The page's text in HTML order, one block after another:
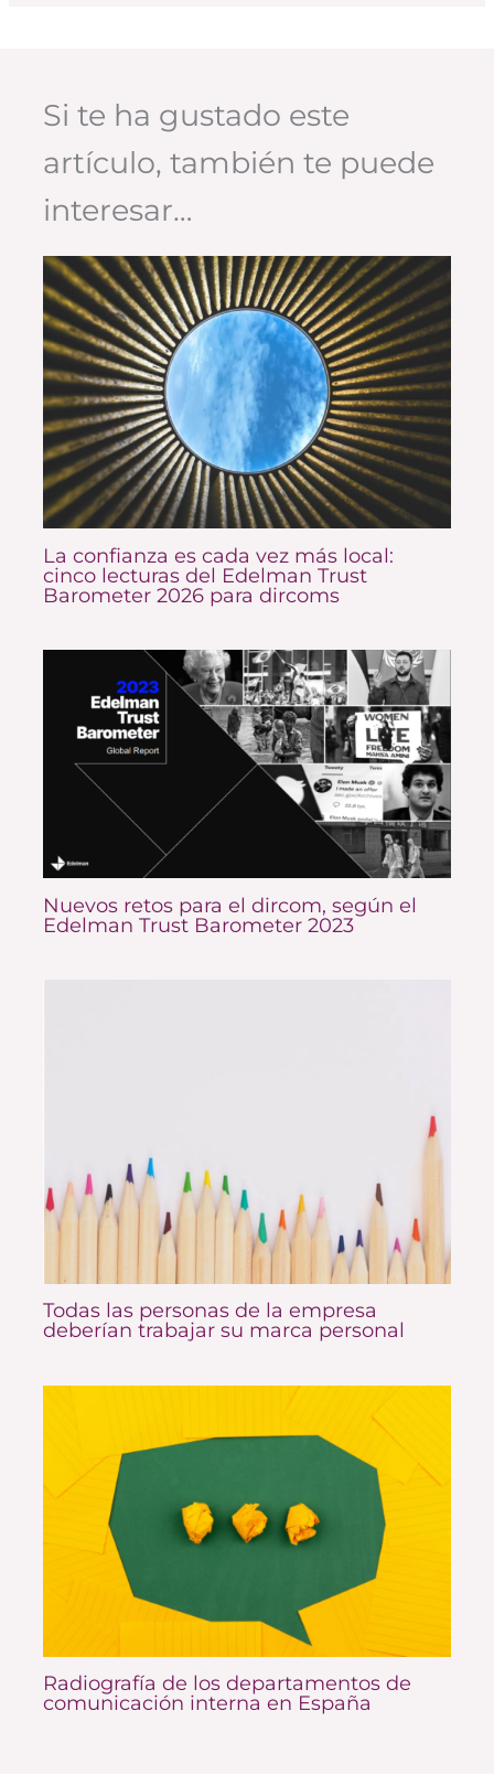
Si te ha gustado este
artículo, también te puede
interesar…
La confianza es cada vez más local:
cinco lecturas del Edelman Trust
Barometer 2026 para dircoms
Nuevos retos para el dircom, según el
Edelman Trust Barometer 2023
Todas las personas de la empresa
deberían trabajar su marca personal
Radiografía de los departamentos de
comunicación interna en España